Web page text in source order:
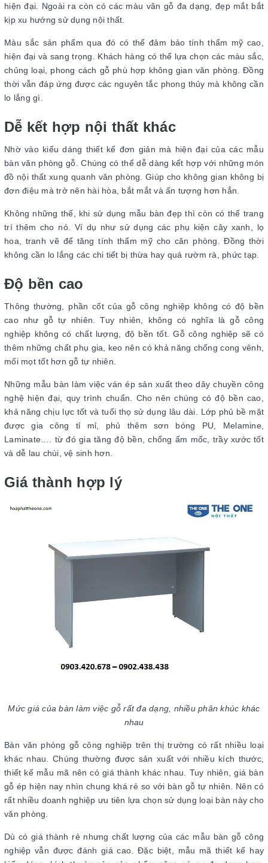
hiện đại. Ngoài ra còn có các màu vân gỗ đa dạng, đẹp mắt bắt
kịp xu hướng sử dụng nội thất.
Màu sắc sản phẩm qua đó có thể đảm bảo tính thẩm mỹ cao,
hiện đại và sang trọng. Khách hàng có thể lựa chọn các màu sắc,
chủng loại, phong cách gỗ phù hợp không gian văn phòng. Đồng
thời vẫn đáp ứng được các nguyên tắc phong thủy mà không cần
lo lắng gì.
Dễ kết hợp nội thất khác
Nhờ vào kiểu dáng thiết kế đơn giản mà hiện đại của các mẫu
bàn văn phòng gỗ. Chúng có thể dễ dàng kết hợp với những món
đồ nội thất xung quanh văn phòng. Giúp cho không gian không bị
đơn điệu mà trở nên hài hòa, bắt mắt và ấn tượng hơn hẳn.
Không những thế, khi sử dụng mẫu bàn đẹp thì còn có thể trang
trí thêm cho nó. Ví dụ như sử dụng các phụ kiện cây xanh, lọ
hoa, tranh vẽ để tăng tính thẩm mỹ cho căn phòng. Đồng thời
không cần lo lắng các chi tiết bị thừa hay quá rườm rà, phức tạp.
Độ bền cao
Thông thường, phần cốt của gỗ công nghiệp không có độ bền
cao như gỗ tự nhiên. Tuy nhiên, không có nghĩa là gỗ công
nghiệp không có chất lượng, độ bền tốt. Gỗ công nghiệp sẽ có
thêm những chất phụ gia, keo nên có khả năng chống cong vênh,
mối mọt tốt hơn gỗ tự nhiên.
Những mẫu bàn làm việc ván ép sản xuất theo dây chuyền công
nghệ hiện đại, quy trình chuẩn. Cho nên chúng có độ bền cao,
khả năng chịu lực tốt và tuổi thọ sử dụng lâu dài. Lớp phủ bề mặt
được gia công tỉ mỉ, phủ thêm sơn bóng PU, Melamine,
Laminate…. từ đó gia tăng độ bền, chống ẩm mốc, trầy xước tốt
và dễ lau chùi, vệ sinh hơn.
Giá thành hợp lý
Mức giá của bàn làm việc gỗ rất đa dạng, nhiều phân khúc khác
nhau
Bàn văn phòng gỗ công nghiệp trên thị trường có rất nhiều loại
khác nhau. Chúng thường được sản xuất với nhiều kích thước,
thiết kế mẫu mã nên có giá thành khác nhau. Tuy nhiên, giá bàn
gỗ ép hiện nay nhìn chung khá rẻ so với bàn gỗ tự nhiên. Nên có
rất nhiều doanh nghiệp ưu tiên lựa chọn sử dụng loại bàn này cho
văn phòng.
Dù có giá thành rẻ nhưng chất lượng của các mẫu bàn gỗ công
nghiệp vẫn được đánh giá cao. Đặc biệt, mẫu mã thiết kế hay